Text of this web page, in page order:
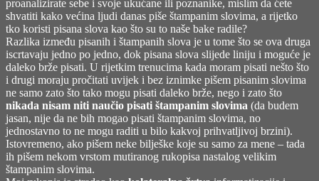
proanalizirate sebe i svoje ukućane ili poznanike, mislim da ćete
shvatiti kako većina ljudi danas piše štampanim slovima, a rijetko
tko koristi pisana slova kao što su to naše bake radile?
Razlika između pisanih i štampanih slova je u tome što se ova druga
iscrtavaju jedno po jedno, dok pisana slova slijede liniju i moguće je
daleko brže pisati. U rijetkim trenucima kada moram pisati nešto što
i drugi moraju pročitati uvijek i bez iznimke pišem pisanim slovima
ne samo zato što tako mogu pisati daleko brže, nego i zato što
nikada nisam niti naučio pisati štampanim slovima (da budem
jasan, nije da ne bih mogao pisati štampanim slovima, no
jednostavno to ne mogu raditi u bilo kakvoj prihvatljivoj brzini).
Istovremeno, ako pišem neke bilješke koje su samo za mene – tada
ih pišem nekom vrstom mutiranog rukopisa nastalog velikim
štampanim slovima.